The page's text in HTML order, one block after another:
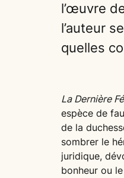
l’œuvre
l’auteur
quelles
La Dernière
espèce de
de la
sombrer le
juridique,
bonheur ou